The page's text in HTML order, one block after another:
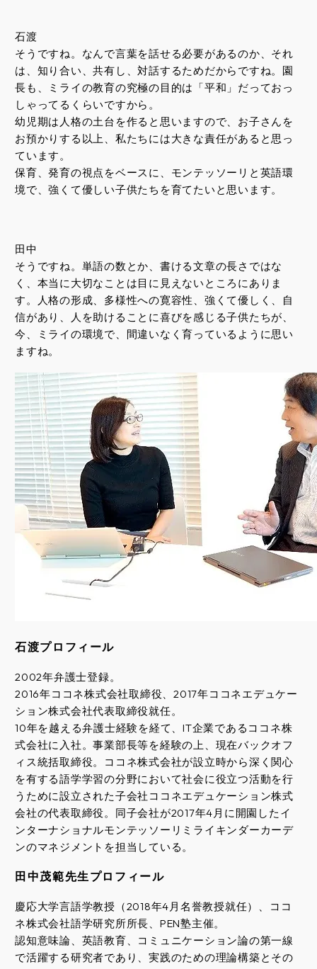
石渡
そうですね。なんで言葉を話せる必要があるのか、それ
は、知り合い、共有し、対話するためだからですね。園
長も、ミライの教育の究極の目的は「平和」だっておっ
しゃってるくらいですから。
幼児期は人格の土台を作ると思いますので、お子さんを
お預かりする以上、私たちには大きな責任があると思っ
ています。
保育、発育の視点をベースに、モンテッソーリと英語環
境で、強くて優しい子供たちを育てたいと思います。
田中
そうですね。単語の数とか、書ける文章の長さではな
く、本当に大切なことは目に見えないところにありま
す。人格の形成、多様性への寛容性、強くて優しく、自
信があり、人を助けることに喜びを感じる子供たちが、
今、ミライの環境で、間違いなく育っているように思い
ますね。
石渡プロフィール
2002年弁護士登録。
2016年ココネ株式会社取締役、2017年ココネエデュケー
ション株式会社代表取締役就任。
10年を越える弁護士経験を経て、IT企業であるココネ株
式会社に入社。事業部長等を経験の上、現在バックオフ
ィス統括取締役。ココネ株式会社が設立時から深く関心
を有する語学学習の分野において社会に役立つ活動を行
うために設立された子会社ココネエデュケーション株式
会社の代表取締役。同子会社が2017年4月に開園したイ
ンターナショナルモンテッソーリミライキンダーカーデ
ンのマネジメントを担当している。
田中茂範先生プロフィール
慶応大学言語学教授（2018年4月名誉教授就任）、ココ
ネ株式会社語学研究所所長、PEN塾主催。
認知意味論、英語教育、コミュニケーション論の第一線
で活躍する研究者であり、実践のための理論構築とその